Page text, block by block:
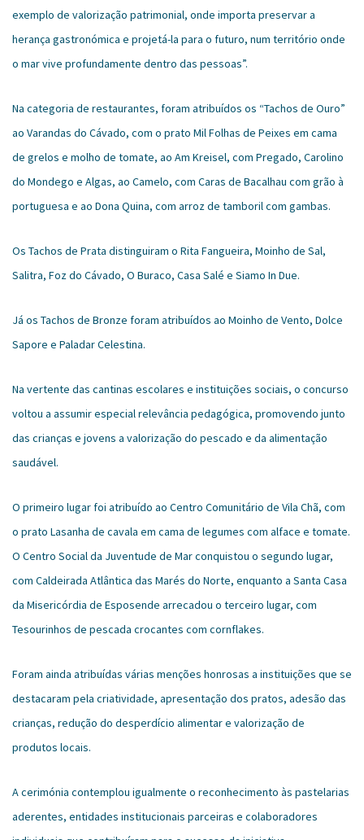
exemplo de valorização patrimonial, onde importa preservar a
herança gastronómica e projetá-la para o futuro, num território onde
o mar vive profundamente dentro das pessoas”.
Na categoria de restaurantes, foram atribuídos os “Tachos de Ouro”
ao Varandas do Cávado, com o prato Mil Folhas de Peixes em cama
de grelos e molho de tomate, ao Am Kreisel, com Pregado, Carolino
do Mondego e Algas, ao Camelo, com Caras de Bacalhau com grão à
portuguesa e ao Dona Quina, com arroz de tamboril com gambas.
Os Tachos de Prata distinguiram o Rita Fangueira, Moinho de Sal,
Salitra, Foz do Cávado, O Buraco, Casa Salé e Siamo In Due.
Já os Tachos de Bronze foram atribuídos ao Moinho de Vento, Dolce
Sapore e Paladar Celestina.
Na vertente das cantinas escolares e instituições sociais, o concurso
voltou a assumir especial relevância pedagógica, promovendo junto
das crianças e jovens a valorização do pescado e da alimentação
saudável.
O primeiro lugar foi atribuído ao Centro Comunitário de Vila Chã, com
o prato Lasanha de cavala em cama de legumes com alface e tomate.
O Centro Social da Juventude de Mar conquistou o segundo lugar,
com Caldeirada Atlântica das Marés do Norte, enquanto a Santa Casa
da Misericórdia de Esposende arrecadou o terceiro lugar, com
Tesourinhos de pescada crocantes com cornflakes.
Foram ainda atribuídas várias menções honrosas a instituições que se
destacaram pela criatividade, apresentação dos pratos, adesão das
crianças, redução do desperdício alimentar e valorização de
produtos locais.
A cerimónia contemplou igualmente o reconhecimento às pastelarias
aderentes, entidades institucionais parceiras e colaboradores